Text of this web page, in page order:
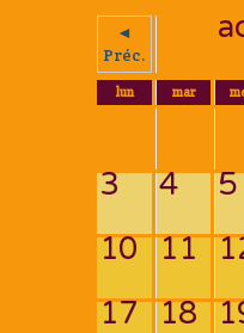
◄
Préc.
lun mar
3
4 5
10 11
17 18